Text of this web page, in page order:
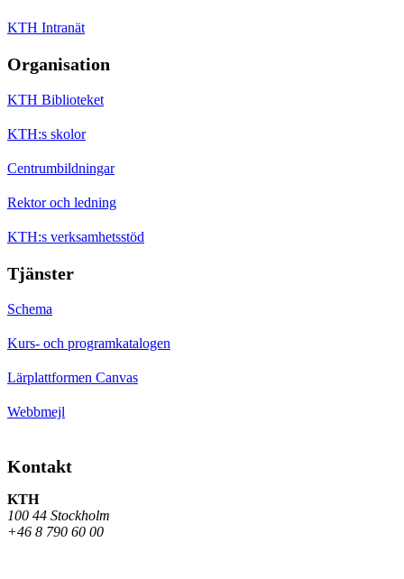
KTH Intranät
Organisation
KTH Biblioteket
KTH:s skolor
Centrumbildningar
Rektor och ledning
KTH:s verksamhetsstöd
Tjänster
Schema
Kurs- och programkatalogen
Lärplattformen Canvas
Webbmejl
Kontakt
KTH
100 44 Stockholm
+46 8 790 60 00